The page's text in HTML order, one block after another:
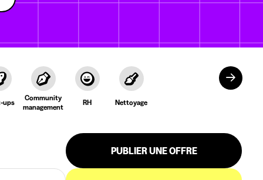
ups
Community
management
RH Nettoyage
PUBLIER UNE OFFRE